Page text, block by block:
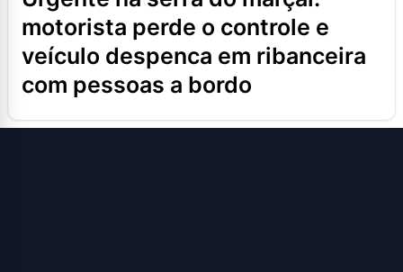
motorista perde o controle e
veículo despenca em ribanceira
com pessoas a bordo